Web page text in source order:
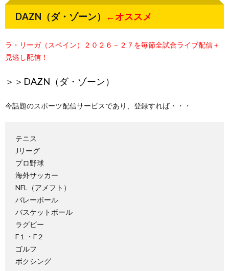
DAZN（ダ・ゾーン） ←オススメ
ラ・リーガ（スペイン）２０２６－２７を毎節全試合ライブ配信＋
見逃し配信！
＞＞ DAZN（ダ・ゾーン）
今話題のスポーツ配信サービスであり、登録すれば・・・
テニス
Jリーグ
プロ野球
海外サッカー
NFL（アメフト）
バレーボール
バスケットボール
ラグビー
F１・F２
ゴルフ
ボクシング